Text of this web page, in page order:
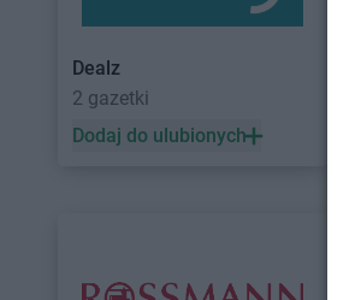
Dealz
2 gazetki
Dodaj do ulubionych